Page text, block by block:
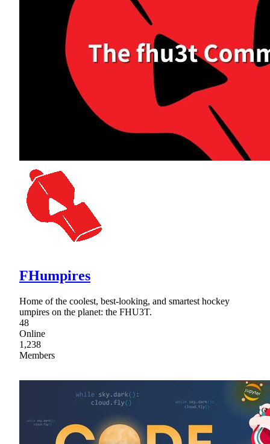
FHumpires
Home of the coolest, best-looking, and smartest hockey
umpires on the planet: the FHU3T.
48
Online
1,238
Members